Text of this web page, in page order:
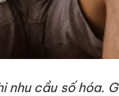
cầu số hóa.